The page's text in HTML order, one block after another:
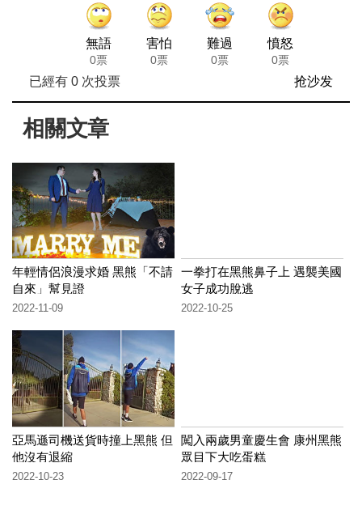
無語
0票
害怕
0票
難過
0票
憤怒
0票
已經有 0次投票 抢沙发
相關文章
年輕情侶浪漫求婚 黑熊「不請
自來」幫見證
2022-11-09
一拳打在黑熊鼻子上 遇襲美國
女子成功脫逃
2022-10-25
亞馬遜司機送貨時撞上黑熊 但
他沒有退縮
2022-10-23
闖入兩歲男童慶生會 康州黑熊
眾目下大吃蛋糕
2022-09-17